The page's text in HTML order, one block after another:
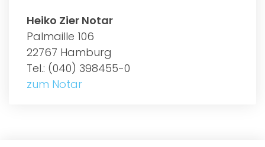
Heiko Zier Notar
Palmaille 106
22767 Hamburg
Tel.: (040) 398455-0
zum Notar